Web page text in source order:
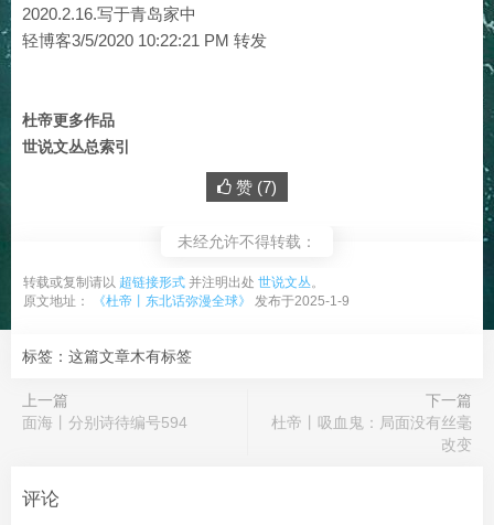
2020.2.16.写于青岛家中
轻博客3/5/2020 10:22:21 PM 转发
杜帝更多作品
世说文丛总索引
赞 (7)
未经允许不得转载：
转载或复制请以 超链接形式 并注明出处 世说文丛。
原文地址：
《杜帝丨东北话弥漫全球》 发布于2025-1-9
标签：这篇文章木有标签
上一篇
面海丨分别诗待编号594
下一篇
杜帝丨吸血鬼：局面没有丝毫
改变
评论